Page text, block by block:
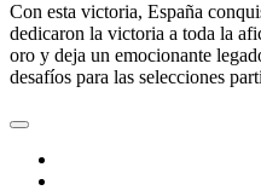
Con esta victoria, España
dedicaron la victoria a toda la
oro y deja un emocionante
desafíos para las selecciones